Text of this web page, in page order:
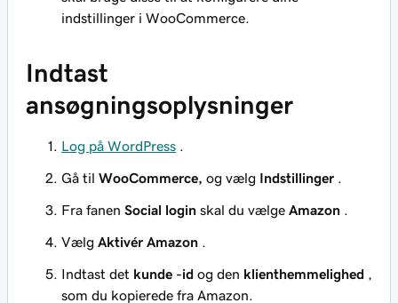
indstillinger i WooCommerce.
Indtast
ansøgningsoplysninger
Log på WordPress
Gå til WooCommerce, og vælg Indstillinger
Fra fanen Social login skal du vælge Amazon
Vælg Aktivér Amazon
Indtast det kunde -id og den klienthemmelighed
som du kopierede fra Amazon.